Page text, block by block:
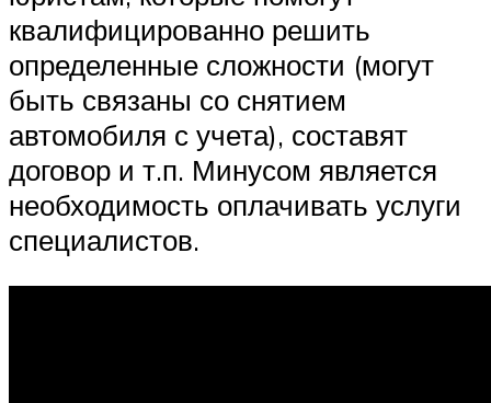
квалифицированно решить
определенные сложности (могут
быть связаны со снятием
автомобиля с учета), составят
договор и т.п. Минусом является
необходимость оплачивать услуги
специалистов.